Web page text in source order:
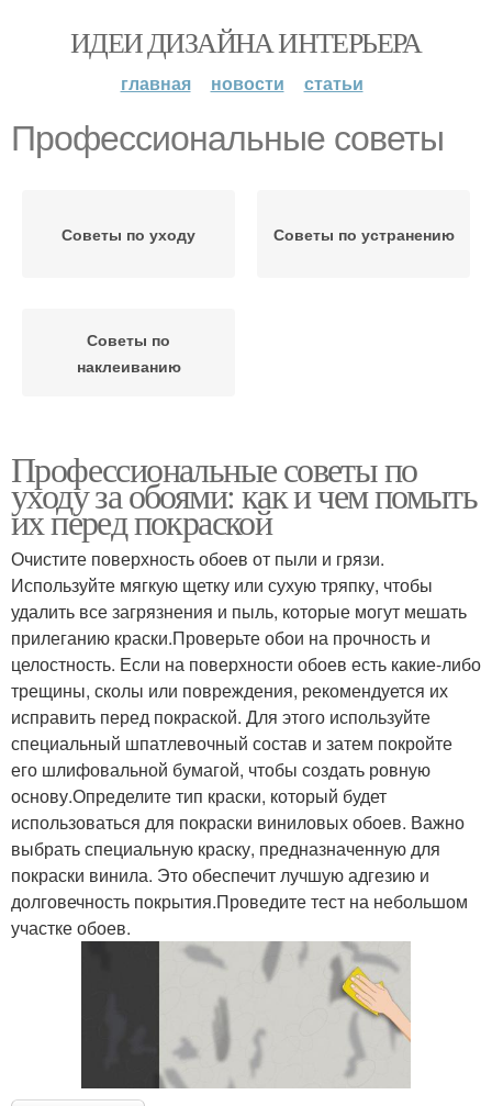
ИДЕИ ДИЗАЙНА ИНТЕРЬЕРА
главная новости статьи
Профессиональные советы
Советы по уходу Советы по устранению
Советы по
наклеиванию
Профессиональные советы по
уходу за обоями: как и чем помыть
их перед покраской
Очистите поверхность обоев от пыли и грязи.
Используйте мягкую щетку или сухую тряпку, чтобы
удалить все загрязнения и пыль, которые могут мешать
прилеганию краски.Проверьте обои на прочность и
целостность. Если на поверхности обоев есть какие-либо
трещины, сколы или повреждения, рекомендуется их
исправить перед покраской. Для этого используйте
специальный шпатлевочный состав и затем покройте
его шлифовальной бумагой, чтобы создать ровную
основу.Определите тип краски, который будет
использоваться для покраски виниловых обоев. Важно
выбрать специальную краску, предназначенную для
покраски винила. Это обеспечит лучшую адгезию и
долговечность покрытия.Проведите тест на небольшом
участке обоев.